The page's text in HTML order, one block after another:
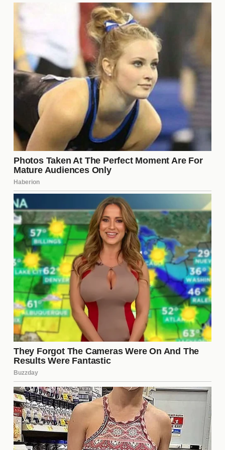
Implicaciones financieras para
Tigres
La venta de un jugador por9 millonespodría
representar una inyección de capital significativa
para Tigres. Estos fondos podrían ser reinvertidos
en la compra de nuevos talentos o en la mejora de
las instalaciones del club. Sin embargo, también es
crucial que el equipo administre estos recursos de
manera efectiva para evitar problemas financieros a
largo plazo. La planificación estratégica es esencial
para asegurar que la venta no solo sea un alivio
inmediato, sino que también contribuya al
crecimiento sostenido del club.
El efecto en la competencia de
la liga
La posible transferencia de este jugador no solo
afecta a Tigres, sino que también puede tener un
impacto en la dinámica de la liga. Si el jugador se
une a un rival directo, podría reforzar a ese equipo y
cambiar la balanza de poder en la competición. Por
otro lado, si se une a un club que no compite
directamente, Tigres podría beneficiarse
indirectamente al liberar espacio para otros
jugadores en su plantilla. La competencia en la liga
siempre está en constante evolución, y cada
transferencia puede ser un factor decisivo en el
rendimiento de los equipos.
Consideraciones sobre el futuro
del club